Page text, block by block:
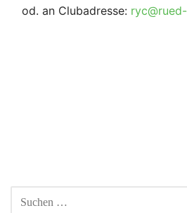
od. an Clubadresse:
SUCHEN